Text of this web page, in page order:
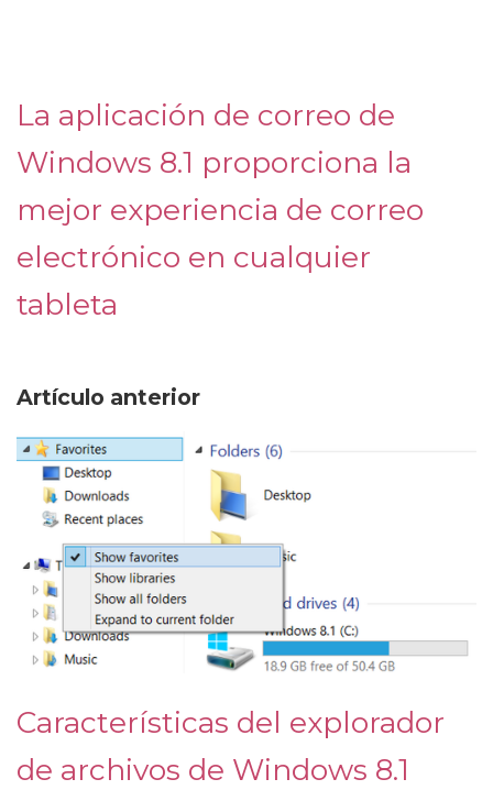
La aplicación de correo de
Windows 8.1 proporciona la
mejor experiencia de correo
electrónico en cualquier
tableta
Artículo anterior
Características del explorador
de archivos de Windows 8.1